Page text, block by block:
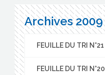
Archives 2009
FEUILLE DU TRI N°21
FEUILLE DU TRI N°20